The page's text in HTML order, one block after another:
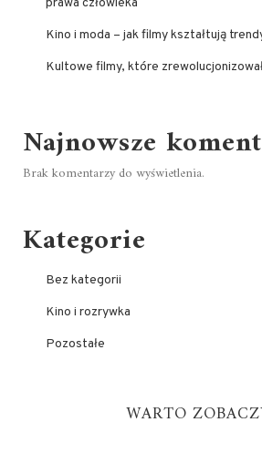
prawa człowieka
Kino i moda – jak filmy kształtują
Kultowe filmy, które
Najnowsze
Brak komentarzy do wyświetlenia.
Kategorie
Bez kategorii
Kino i rozrywka
Pozostałe
WARTO